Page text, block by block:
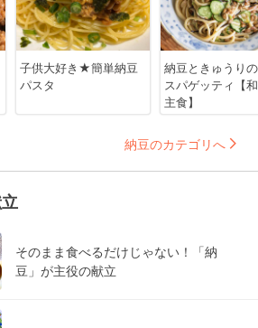
子供大好き★簡単納豆
パスタ
納豆ときゅうり
スパゲッティ【
主食】
納豆のカテゴリへ
そのまま食べるだけじゃない！「納
豆」が主役の献立